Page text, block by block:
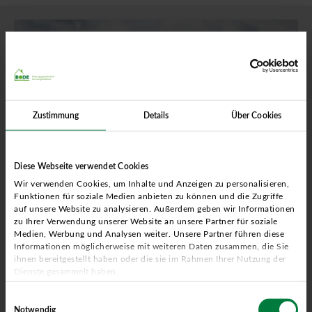
Zustimmung Details Über Cookies
Diese Webseite verwendet Cookies
Wir verwenden Cookies, um Inhalte und Anzeigen zu personalisieren,
Funktionen für soziale Medien anbieten zu können und die Zugriffe
auf unsere Website zu analysieren. Außerdem geben wir Informationen
zu Ihrer Verwendung unserer Website an unsere Partner für soziale
Medien, Werbung und Analysen weiter. Unsere Partner führen diese
Informationen möglicherweise mit weiteren Daten zusammen, die Sie
ihnen bereitgestellt haben oder die sie im Rahmen Ihrer Nutzung der
Dienste gesammelt haben.
Notwendig
Standorte in Ihrer Nähe
HIER FINDEN SIE IHRE